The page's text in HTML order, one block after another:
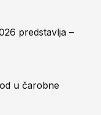
predstavlja –
u čarobne